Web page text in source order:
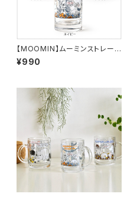
【MOOMIN】ムーミンストレート
タンブラー（コミックス）
¥990